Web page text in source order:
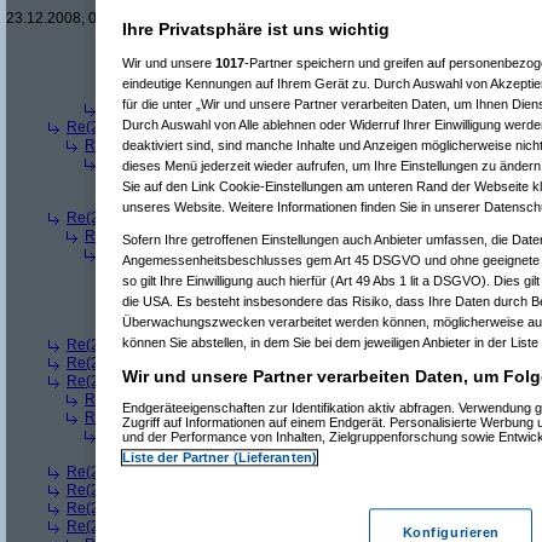
23.12.2008, 09:10:10)
Re(6): Welches ETWAS hab ihr bekommen..
Re(7): Welches ETWAS hab ihr bekommen..
monster23
Re(8): Welches ETWAS hab ihr bekommen..(Srv-02
Re(9): Welches ETWAS hab ihr bekommen..(
Re(4): Welches ETWAS hab ihr bekommen..(Alkestisam
Re(2): Welches ETWAS hab ihr bekommen..(Srv-02am 23.12.2008,
Re(3): Welches ETWAS hab ihr bekommen..(bart99am 23.12.2008,
Re(4): Welches ETWAS hab ihr bekommen..(Srv-02am
Re(5): Welches ETWAS hab ihr bekommen..(bart99am
Re(6): Welches ETWAS hab ihr bekommen..
monster23
Re(2): Welches ETWAS hab ihr bekommen..
Re(3): Welches ETWAS hab ihr bekommen.. (Arrris am 23.12.2008,
Re(4): Welches ETWAS hab ihr bekommen..( bono_d70am
Re(5): Welches ETWAS hab ihr bekommen..( Arrrisam
Re(6): Welches ETWAS hab ihr bekommen.. ( bono_d70am
Re(7): Welches ETWAS hab ihr bekommen..(Arrrisam
Re(8): Welches ETWAS hab ihr bekommen..(
Re(2): Welches ETWAS hab ihr bekommen..(q.e.d.am 23.12.2008,
Re(2): Welches ETWAS hab ihr bekommen..
Re(2): Welches ETWAS hab ihr bekommen..(bart99 am 23.12.2008,
Re(3): Welches ETWAS hab ihr bekommen.. (playaz
am
Re(3): Welches ETWAS hab ihr bekommen..(monster23am
Re(4): Welches ETWAS hab ihr bekommen..(bart99am
Re(5): Welches ETWAS hab ihr bekommen..
Re(2): Welches ETWAS hab ihr bekommen..
Re(2): Welches ETWAS hab ihr bekommen..
Re(2): Welches ETWAS hab ihr bekommen..
playazam 23.12.2008,
Re(2): Welches ETWAS hab ihr bekommen..
Ardjanam 23.12.2008,
Ihre Privatsphäre ist uns wichtig
Wir und unsere 1017-Partner speichern und greifen auf
eindeutige Kennungen auf Ihrem Gerät zu. Durch Auswahl von
für die unter „Wir und unsere Partner verarbeiten Daten, um Ihnen
Durch Auswahl von Alle ablehnen oder Widerruf Ihrer Einwilligung
deaktiviert sind, sind manche Inhalte und Anzeigen möglicherweise
dieses Menü jederzeit wieder aufrufen, um Ihre Einstellungen zu
Sie auf den Link Cookie-Einstellungen am unteren Rand der Webseite
unseres Website. Weitere Informationen finden Sie in unserer
Sofern Ihre getroffenen Einstellungen auch Anbieter umfassen, die
Angemessenheitsbeschlusses gem Art 45 DSGVO und ohne
so gilt Ihre Einwilligung auch hierfür (Art 49 Abs 1 lit a DSGVO). Dies
die USA. Es besteht insbesondere das Risiko, dass Ihre Daten durch
Überwachungszwecken verarbeitet werden können, möglicherweise
können Sie abstellen, in dem Sie bei dem jeweiligen Anbieter in der
Wir und unsere Partner verarbeiten Daten, um
Endgeräteeigenschaften zur Identifikation aktiv abfragen. Verwendung
Zugriff auf Informationen auf einem Endgerät. Personalisierte Werbung
und der Performance von Inhalten, Zielgruppenforschung sowie
Liste der Partner (Lieferanten)
Konfigurieren